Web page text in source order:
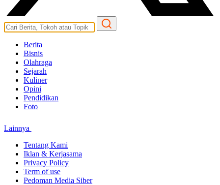
Berita
Bisnis
Olahraga
Sejarah
Kuliner
Opini
Pendidikan
Foto
Lainnya
Tentang Kami
Iklan & Kerjasama
Privacy Policy
Term of use
Pedoman Media Siber